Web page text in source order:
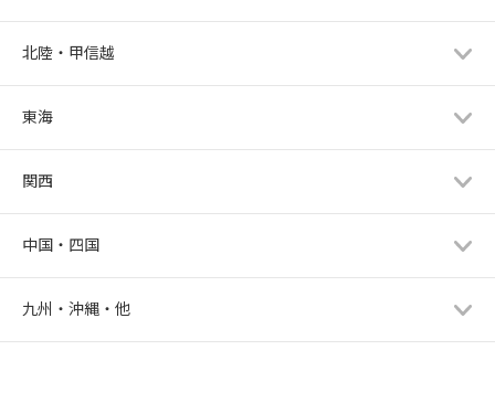
北陸・甲信越
東海
関西
中国・四国
九州・沖縄・他